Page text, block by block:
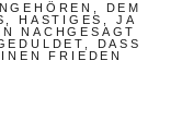
DEM
HASTIGES, JA
NACHGESAGT
DASS
FRIEDEN